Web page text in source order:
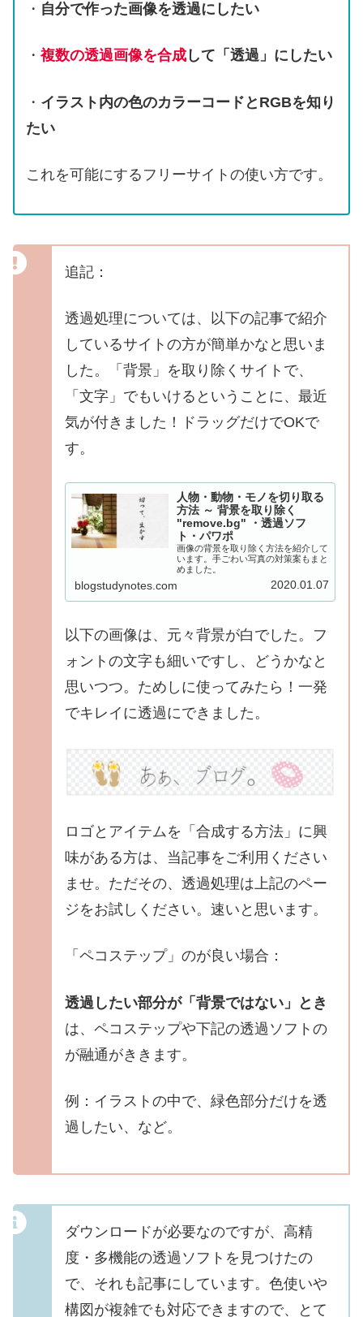
・ 自分で作った画像を透過にしたい
・複数の透過画像を合成 して「透過」にしたい
・ イラスト内の色のカラーコードとRGBを知り
たい
これを可能にするフリーサイトの使い方です。
追記：
透過処理については、以下の記事で紹介
しているサイトの方が簡単かなと思いま
した。「背景」を取り除くサイトで、
「文字」でもいけるということに、最近
気が付きました！ドラッグだけでOKで
す。
人物・動物・モノを切り取る
方法 ～ 背景を取り除く
"remove.bg" ・透過ソフ
ト・パワポ
画像の背景を取り除く方法を紹介して
います。手ごわい写真の対策案もまと
めました。
blogstudynotes.com 2020.01.07
以下の画像は、元々背景が白でした。フ
ォントの文字も細いですし、どうかなと
思いつつ。ためしに使ってみたら！一発
でキレイに透過にできました。
ロゴとアイテムを「合成する方法」に興
味がある方は、当記事をご利用ください
ませ。ただその、透過処理は上記のペー
ジをお試しください。速いと思います。
「ペコステップ」のが良い場合：
透過したい部分が「背景ではない」とき
は、ペコステップや下記の透過ソフトの
が融通がききます。
例：イラストの中で、緑色部分だけを透
過したい、など。
ダウンロードが必要なのですが、高精
度・多機能の透過ソフトを見つけたの
で、それも記事にしています。色使いや
構図が複雑でも対応できますので、とて